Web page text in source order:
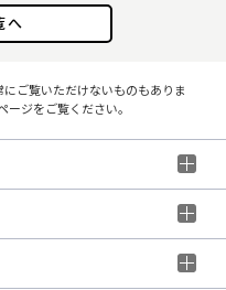
へ
ご覧いただけないものもありま
ジをご覧ください。